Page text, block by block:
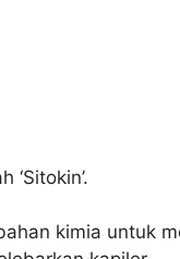
kimia untuk